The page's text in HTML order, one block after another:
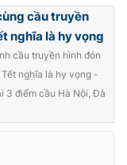
cầu truyền
nghĩa là hy vọng
cầu truyền hình đón
nghĩa là hy vọng -
3 điểm cầu Hà Nội, Đà